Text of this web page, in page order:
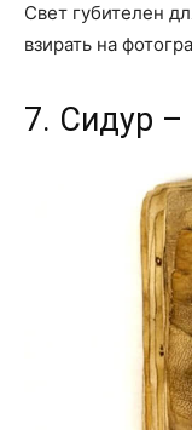
Свет губителен
взирать на
7. Сидур –